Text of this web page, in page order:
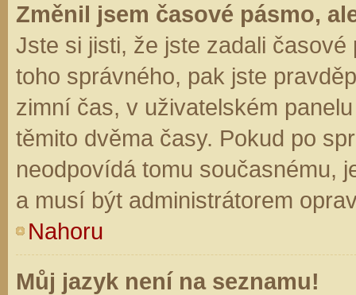
Změnil jsem časové pásmo,
Jste si jisti, že jste zadali
toho správného, pak jste
zimní čas, v uživatelském
těmito dvěma časy. Pokud po
neodpovídá tomu současnému,
a musí být administrátorem
Nahoru
Můj jazyk není na seznamu!